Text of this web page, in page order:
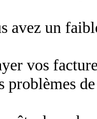
avez un
vos
problèmes